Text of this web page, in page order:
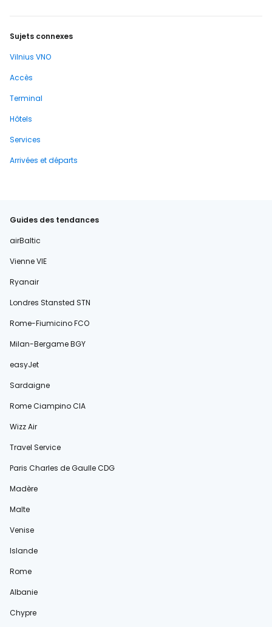
Sujets connexes
Vilnius VNO
Accès
Terminal
Hôtels
Services
Arrivées et départs
Guides des tendances
airBaltic
Vienne VIE
Ryanair
Londres Stansted STN
Rome-Fiumicino FCO
Milan-Bergame BGY
easyJet
Sardaigne
Rome Ciampino CIA
Wizz Air
Travel Service
Paris Charles de Gaulle CDG
Madère
Malte
Venise
Islande
Rome
Albanie
Chypre